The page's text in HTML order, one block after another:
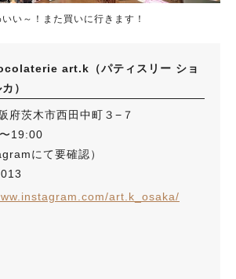
い～！また買いに行きます！
art.k（パティスリー ショ
）
府茨木市西田中町３−７
19:00
にて要確認）
art.k_osaka/